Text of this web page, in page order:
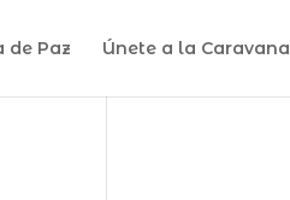
de Paz Únete a la Caravana